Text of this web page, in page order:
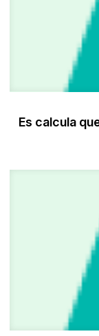
Es calcula